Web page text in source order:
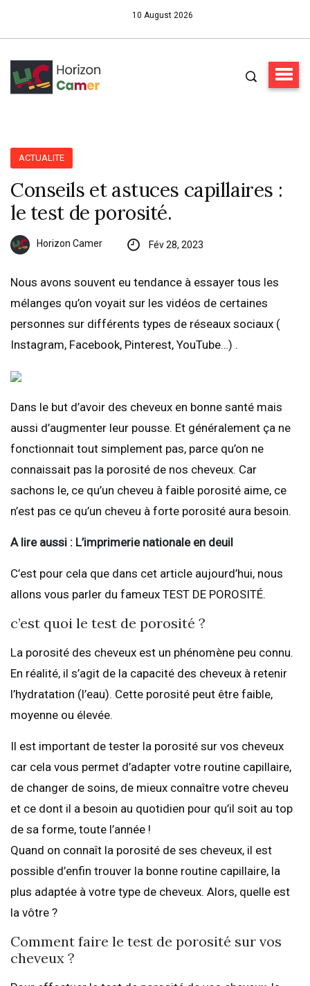
10 August 2026
ACTUALITE
Conseils et astuces capillaires :
le test de porosité.
Horizon Camer Fév 28, 2023
Nous avons souvent eu tendance à essayer tous les
mélanges qu’on voyait sur les vidéos de certaines
personnes sur différents types de réseaux sociaux (
Instagram, Facebook, Pinterest, YouTube…) .
Dans le but d’avoir des cheveux en bonne santé mais
aussi d’augmenter leur pousse. Et généralement ça ne
fonctionnait tout simplement pas, parce qu’on ne
connaissait pas la porosité de nos cheveux. Car
sachons le, ce qu’un cheveu à faible porosité aime, ce
n’est pas ce qu’un cheveu à forte porosité aura besoin.
A lire aussi : L’imprimerie nationale en deuil
C’est pour cela que dans cet article aujourd’hui, nous
allons vous parler du fameux TEST DE POROSITÉ.
c’est quoi le test de porosité ?
La porosité des cheveux est un phénomène peu connu.
En réalité, il s’agit de la capacité des cheveux à retenir
l’hydratation (l’eau). Cette porosité peut être faible,
moyenne ou élevée.
Il est important de tester la porosité sur vos cheveux
car cela vous permet d’adapter votre routine capillaire,
de changer de soins, de mieux connaître votre cheveu
et ce dont il a besoin au quotidien pour qu’il soit au top
de sa forme, toute l’année !
Quand on connaît la porosité de ses cheveux, il est
possible d’enfin trouver la bonne routine capillaire, la
plus adaptée à votre type de cheveux. Alors, quelle est
la vôtre ?
Comment faire le test de porosité sur vos
cheveux ?